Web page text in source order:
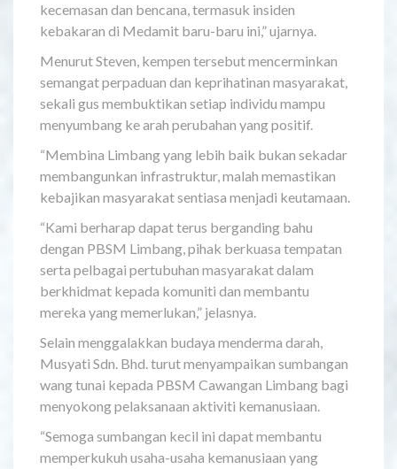
kecemasan dan bencana, termasuk insiden
kebakaran di Medamit baru-baru ini,” ujarnya.
Menurut Steven, kempen tersebut mencerminkan
semangat perpaduan dan keprihatinan masyarakat,
sekali gus membuktikan setiap individu mampu
menyumbang ke arah perubahan yang positif.
“Membina Limbang yang lebih baik bukan sekadar
membangunkan infrastruktur, malah memastikan
kebajikan masyarakat sentiasa menjadi keutamaan.
“Kami berharap dapat terus berganding bahu
dengan PBSM Limbang, pihak berkuasa tempatan
serta pelbagai pertubuhan masyarakat dalam
berkhidmat kepada komuniti dan membantu
mereka yang memerlukan,” jelasnya.
Selain menggalakkan budaya menderma darah,
Musyati Sdn. Bhd. turut menyampaikan sumbangan
wang tunai kepada PBSM Cawangan Limbang bagi
menyokong pelaksanaan aktiviti kemanusiaan.
“Semoga sumbangan kecil ini dapat membantu
memperkukuh usaha-usaha kemanusiaan yang